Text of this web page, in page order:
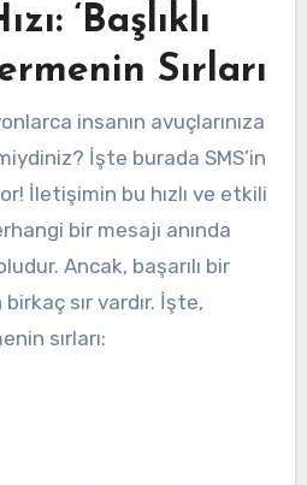
‘Başlıklı
Sırları
insanın avuçlarınıza
İşte burada SMS’in
İletişimin bu hızlı ve etkili
bir mesajı anında
Ancak, başarılı bir
sır vardır. İşte,
sırları: